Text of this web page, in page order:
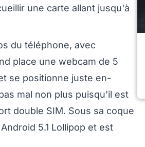
une carte allant jusqu'à
du téléphone, avec
place une webcam de 5
se positionne juste en-
mal non plus puisqu'il est
double SIM. Sous sa coque
5.1 Lollipop et est